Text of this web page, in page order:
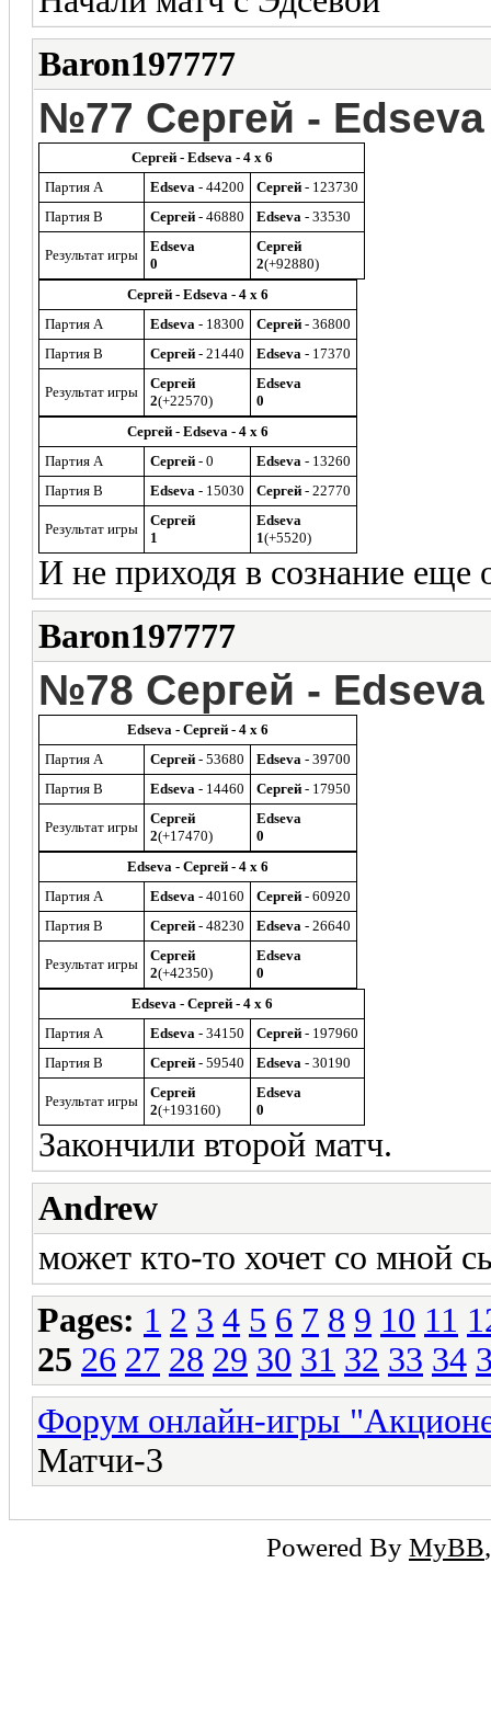
Baron197777
№77 Сергей -
Сергей - Edseva - 4 x 6
Партия A
Edseva - 44200 Сергей - 123730
Партия B
Сергей - 46880 Edseva - 33530
Результат игры
Edseva
0
Сергей
2(+92880)
Сергей - Edseva - 4 x 6
Партия A
Edseva - 18300 Сергей - 36800
Партия B
Сергей - 21440 Edseva - 17370
Результат игры
Сергей
2(+22570)
Edseva
0
Сергей - Edseva - 4 x 6
Партия A
Сергей - 0 Edseva - 13260
Партия B
Edseva - 15030 Сергей - 22770
Результат игры
Сергей
1
Edseva
1(+5520)
И не приходя в сознание еще
Baron197777
№78 Сергей -
Edseva - Сергей - 4 x 6
Партия A
Сергей - 53680 Edseva - 39700
Партия B
Edseva - 14460 Сергей - 17950
Результат игры
Сергей
2(+17470)
Edseva
0
Edseva - Сергей - 4 x 6
Партия A
Edseva - 40160 Сергей - 60920
Партия B
Сергей - 48230 Edseva - 26640
Результат игры
Сергей
2(+42350)
Edseva
0
Edseva - Сергей - 4 x 6
Партия A
Edseva - 34150 Сергей - 197960
Партия B
Сергей - 59540 Edseva - 30190
Результат игры
Сергей
2(+193160)
Edseva
0
Закончили второй матч.
Andrew
может кто-то хочет со мной
Pages: 1 2 3 4 5 6 7 8 9 10 11
25 26 27 28 29 30 31 32 33 34
Форум онлайн-игры
Матчи-3
Powered By MyBB